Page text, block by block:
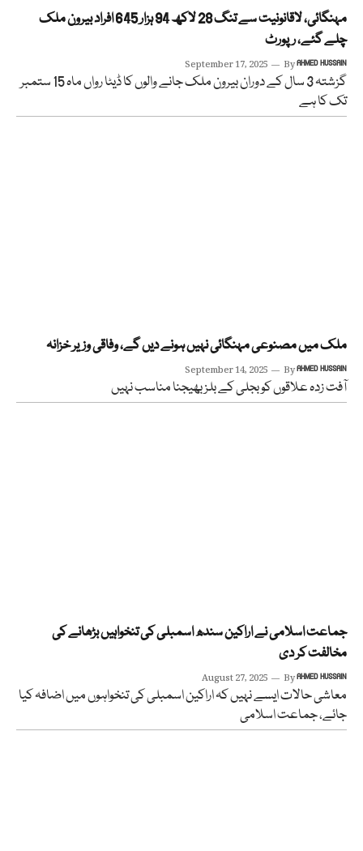
مہنگائی، لاقانونیت سے تنگ 28 لاکھ 94 ہزار 645 افراد بیرون ملک
چلے گئے، رپورٹ
September 17, 2025 ByAHMED HUSSAIN
گزشتہ 3 سال کے دوران بیرون ملک جانے والوں کا ڈیٹا رواں ماہ 15 ستمبر
تک کا ہے
ملک میں مصنوعی مہنگائی نہیں ہونے دیں گے، وفاقی وزیر خزانہ
September 14, 2025 ByAHMED HUSSAIN
آفت زدہ علاقوں کو بجلی کے بلز بھیجنا مناسب نہیں
جماعت اسلامی نے اراکین سندھ اسمبلی کی تنخواہیں بڑھانے کی
مخالفت کر دی
August 27, 2025 ByAHMED HUSSAIN
معاشی حالات ایسے نہیں کہ اراکین اسمبلی کی تنخواہوں میں اضافہ کیا
جائے، جماعت اسلامی